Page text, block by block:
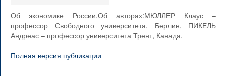
Об экономике России.Об авторах:МЮЛЛЕР Клаус –
профессор Свободного университета, Берлин, ПИКЕЛЬ
Андреас – профессор университета Трент, Канада.
Полная версия публикации